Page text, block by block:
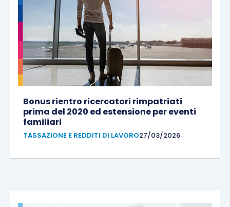
Bonus rientro ricercatori rimpatriati
prima del 2020 ed estensione per eventi
familiari
TASSAZIONE E REDDITI DI LAVORO27/03/2026